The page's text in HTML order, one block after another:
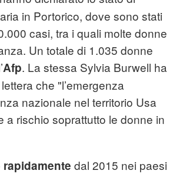
in Portorico, dove sono stati
casi, tra i quali molte donne
Un totale di 1.035 donne
Afp. La stessa Sylvia Burwell ha
che "l’emergenza
nazionale nel territorio Usa
a rischio soprattutto le donne in
dal 2015 nei paesi